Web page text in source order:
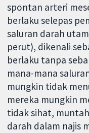
spontan arteri
berlaku selepas
saluran darah
perut), dikenali
berlaku tanpa
mana-mana
mungkin tidak
mereka mungkin
tidak sihat,
darah dalam najis